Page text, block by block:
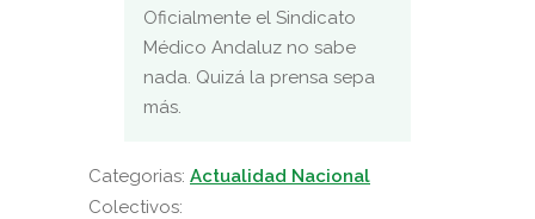
Oficialmente el Sindicato
Médico Andaluz no sabe
nada. Quizá la prensa sepa
más.
Categorias: Actualidad Nacional
Colectivos: